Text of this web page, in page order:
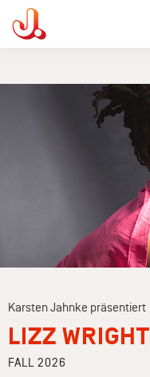
Karsten Jahnke präsentiert
LIZZ WRIGHT
FALL 2026